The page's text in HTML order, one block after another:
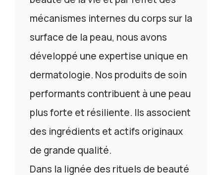
mécanismes internes du corps sur la
surface de la peau, nous avons
développé une expertise unique en
dermatologie. Nos produits de soin
performants contribuent à une peau
plus forte et résiliente. Ils associent
des ingrédients et actifs originaux
de grande qualité.
Dans la lignée des rituels de beauté